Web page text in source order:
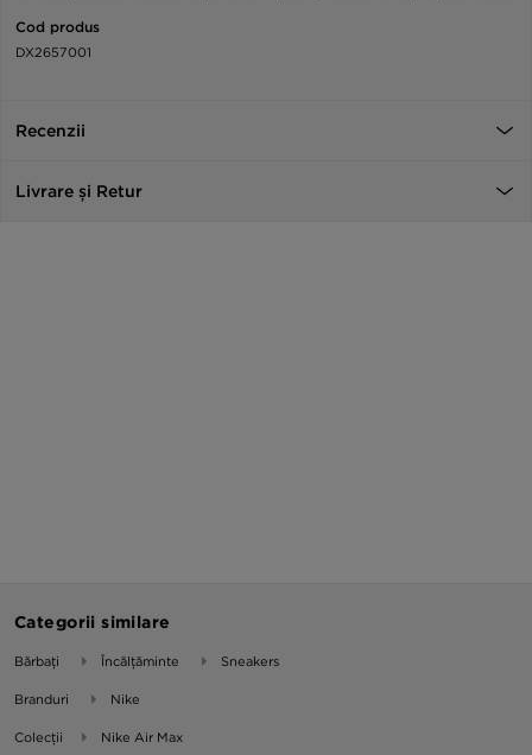
Cod produs
DX2657001
Recenzii
Livrare și Retur
Categorii similare
Bărbați Încălțăminte Sneakers
Branduri Nike
Colecții Nike Air Max